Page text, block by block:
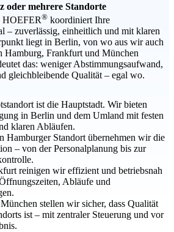
oder mehrere Standorte
® koordiniert Ihre
– zuverlässig, einheitlich und mit klaren
liegt in Berlin, von wo aus wir auch
Hamburg, Frankfurt und München
das: weniger Abstimmungsaufwand,
gleichbleibende Qualität – egal wo.
ist die Hauptstadt. Wir bieten
in Berlin und dem Umland mit festen
klaren Abläufen.
Hamburger Standort übernehmen wir die
– von der Personalplanung bis zur
reinigen wir effizient und betriebsnah
Abläufe und
stellen wir sicher, dass Qualität
ist – mit zentraler Steuerung und vor